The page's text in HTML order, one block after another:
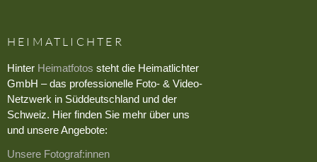
HEIMATLICHTER
Hinter Heimatfotos steht die Heimatlichter
GmbH – das professionelle Foto- & Video-
Netzwerk in Süddeutschland und der
Schweiz. Hier finden Sie mehr über uns
und unsere Angebote:
Unsere Fotograf:innen